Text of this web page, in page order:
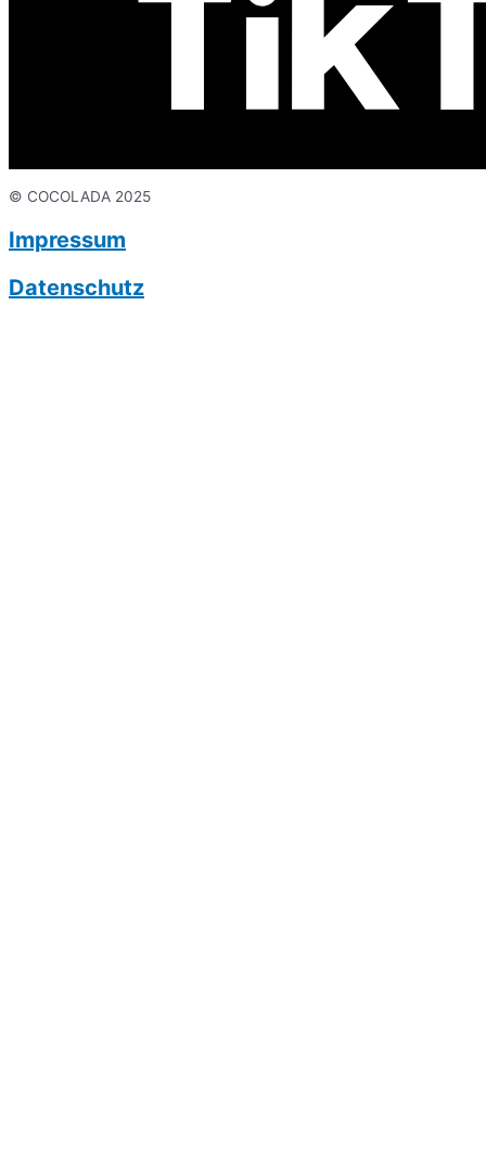
© COCOLADA 2025
Impressum
Datenschutz